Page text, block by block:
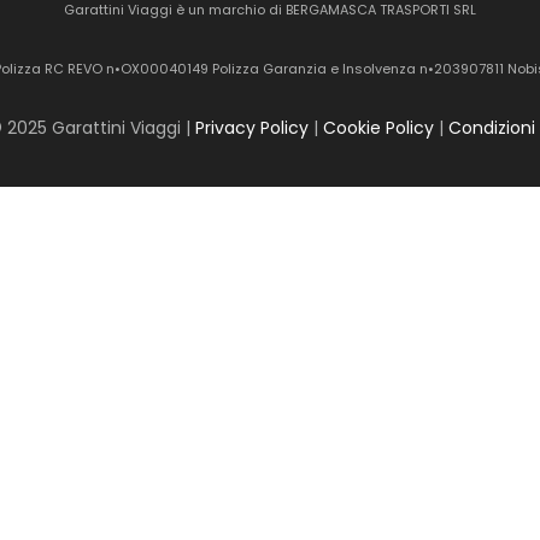
Garattini Viaggi è un marchio di BERGAMASCA TRASPORTI SRL
RC REVO n•OX00040149 Polizza Garanzia e Insolvenza n•203907811
Garattini Viaggi | Privacy Policy | Cookie Policy |